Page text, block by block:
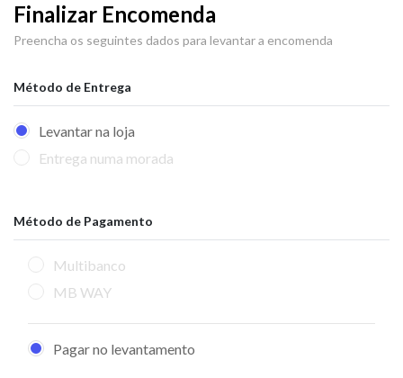
Finalizar Encomenda
Preencha os seguintes dados para levantar a encomenda
Método de Entrega
Levantar na loja
Entrega numa morada
Método de Pagamento
Multibanco
MB WAY
Pagar no levantamento